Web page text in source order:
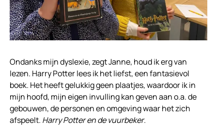
Ondanks mijn dyslexie, zegt Janne, houd ik erg van
lezen. Harry Potter lees ik het liefst, een fantasievol
boek. Het heeft gelukkig geen plaatjes, waardoor ik in
mijn hoofd, mijn eigen invulling kan geven aan o.a. de
gebouwen, de personen en omgeving waar het zich
afspeelt. Harry Potter en de vuurbeker.